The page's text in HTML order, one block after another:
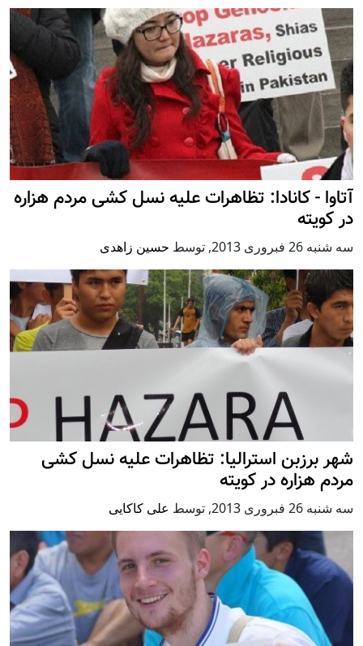
آتاوا - کانادا: تظاهرات علیه نسل کشی مردم هزاره
در کویته
سه شنبه 26 فبروری 2013 , توسط حسين زاهدی
شهر برزبن استرالیا: تظاهرات علیه نسل کشی
مردم هزاره در کویته
سه شنبه 26 فبروری 2013 , توسط علی کاکایی